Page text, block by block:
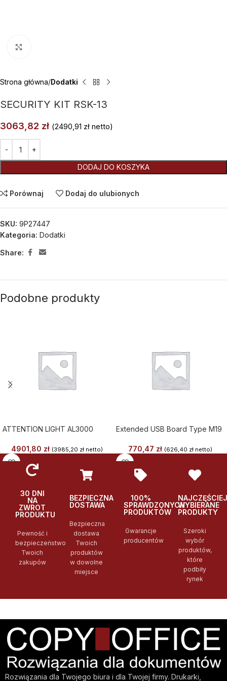
Strona główna Dodatki
SECURITY KIT RSK-13
3063,82 zł (2490,91 zł netto)
DODAJ DO KOSZYKA
Porównaj Dodaj do ulubionych
SKU: 9P27447
Kategoria: Dodatki
Share:
Podobne produkty
ATTENTION LIGHT AL3000
4901,80 zł (3985,20 złnetto)
Extended USB Board Type M19
770,47 zł (626,40 zł netto)
30 DNI
NA
ZWROT
PRODUKTU
Pewność i
bezpieczeństwo
Twoich
zakupów
BEZPIECZNA
DOSTAWA
Bezpieczna
dostawa
Twoich
produktów
w dowolne
miejsce
100%
SPRAWDZONYCH
PRODUKTÓW
Gwarancje
producentów
NAJCZĘŚCIEJ
WYBIERANE
PRODUKTY
Szeroki
wybór
produktów,
które
podbiły
rynek
Rozwiązania dla Twojego biura i dla Twojej firmy. Drukarki,